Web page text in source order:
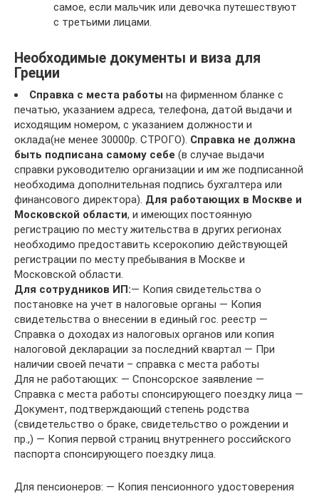
самое, если мальчик или девочка путешествуют
с третьими лицами.
Необходимые документы и виза для
Греции
Справка с места работы на фирменном бланке с
печатью, указанием адреса, телефона, датой выдачи и
исходящим номером, с указанием должности и
оклада(не менее 30000р. СТРОГО). Cправка не должна
быть подписана самому себе (в случае выдачи
справки руководителю организации и им же подписанной
необходима дополнительная подпись бухгалтера или
финансового директора). Для работающих в Москве и
Московской области, и имеющих постоянную
регистрацию по месту жительства в других регионах
необходимо предоставить ксерокопию действующей
регистрации по месту пребывания в Москве и
Московской области.
Для сотрудников ИП:— Копия свидетельства о
постановке на учет в налоговые органы — Копия
свидетельства о внесении в единый гос. реестр —
Справка о доходах из налоговых органов или копия
налоговой декларации за последний квартал — При
наличии своей печати – справка с места работы
Для не работающих: — Спонсорское заявление —
Справка с места работы спонсирующего поездку лица —
Документ, подтверждающий степень родства
(свидетельство о браке, свидетельство о рождении и
пр.,) — Копия первой страниц внутреннего российского
паспорта спонсирующего поездку лица.
Для пенсионеров: — Копия пенсионного удостоверения